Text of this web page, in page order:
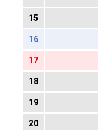
15
16
17
18
19
20